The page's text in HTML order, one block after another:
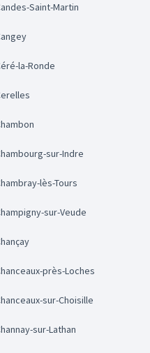
Candes-Saint-Martin
Cangey
Céré-la-Ronde
Cerelles
Chambon
Chambourg-sur-Indre
Chambray-lès-Tours
Champigny-sur-Veude
Chançay
Chanceaux-près-Loches
Chanceaux-sur-Choisille
Channay-sur-Lathan